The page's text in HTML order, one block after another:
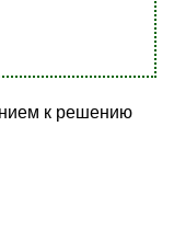
к решению